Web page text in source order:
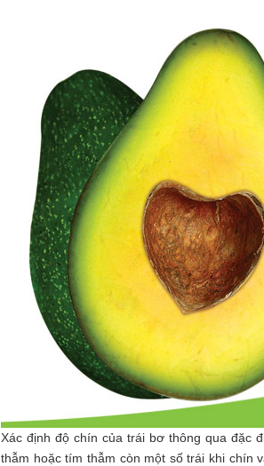
Xác định độ chín của trái bơ thông qua đặc
thẫm hoặc tím thẫm còn một số trái khi chín